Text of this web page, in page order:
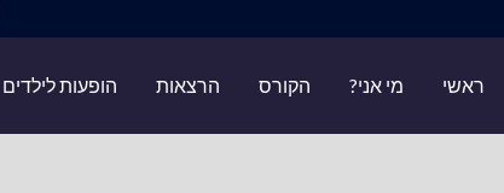
ראשי מי אני? הקורס הרצאות הופעות לילדים